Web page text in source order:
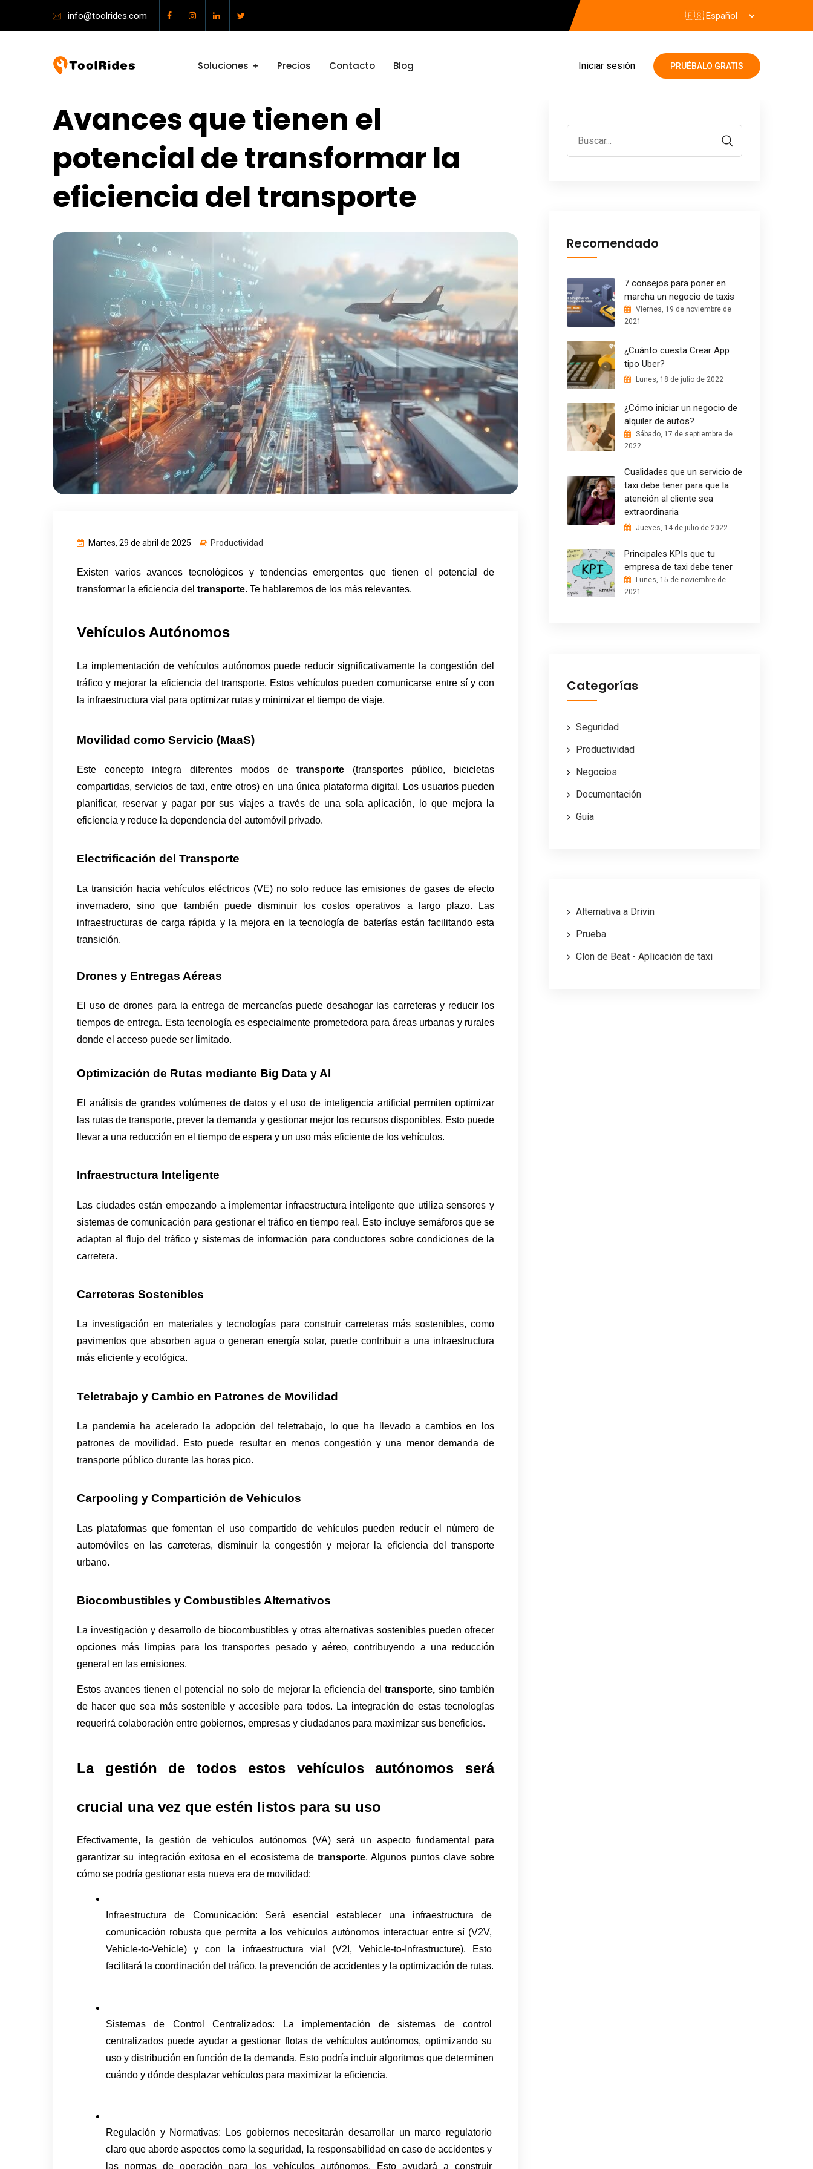
info@toolrides.com
Soluciones Precios Contacto Blog Iniciar sesión PRUÉBALO GRATIS
Avances que tienen el
potencial de transformar la
eficiencia del transporte
Martes, 29 de abril de 2025 Productividad
Existen varios avances tecnológicos y tendencias emergentes que tienen el potencial de
transformar la eficiencia del transporte. Te hablaremos de los más relevantes.
Vehículos Autónomos
La implementación de vehículos autónomos puede reducir significativamente la congestión del
tráfico y mejorar la eficiencia del transporte. Estos vehículos pueden comunicarse entre sí y con
la infraestructura vial para optimizar rutas y minimizar el tiempo de viaje.
Movilidad como Servicio (MaaS)
Este concepto integra diferentes modos de transporte (transportes público, bicicletas
compartidas, servicios de taxi, entre otros) en una única plataforma digital. Los usuarios pueden
planificar, reservar y pagar por sus viajes a través de una sola aplicación, lo que mejora la
eficiencia y reduce la dependencia del automóvil privado.
Electrificación del Transporte
La transición hacia vehículos eléctricos (VE) no solo reduce las emisiones de gases de efecto
invernadero, sino que también puede disminuir los costos operativos a largo plazo. Las
infraestructuras de carga rápida y la mejora en la tecnología de baterías están facilitando esta
transición.
Drones y Entregas Aéreas
El uso de drones para la entrega de mercancías puede desahogar las carreteras y reducir los
tiempos de entrega. Esta tecnología es especialmente prometedora para áreas urbanas y rurales
donde el acceso puede ser limitado.
Optimización de Rutas mediante Big Data y AI
El análisis de grandes volúmenes de datos y el uso de inteligencia artificial permiten optimizar
las rutas de transporte, prever la demanda y gestionar mejor los recursos disponibles. Esto puede
llevar a una reducción en el tiempo de espera y un uso más eficiente de los vehículos.
Infraestructura Inteligente
Las ciudades están empezando a implementar infraestructura inteligente que utiliza sensores y
sistemas de comunicación para gestionar el tráfico en tiempo real. Esto incluye semáforos que se
adaptan al flujo del tráfico y sistemas de información para conductores sobre condiciones de la
carretera.
Carreteras Sostenibles
La investigación en materiales y tecnologías para construir carreteras más sostenibles, como
pavimentos que absorben agua o generan energía solar, puede contribuir a una infraestructura
más eficiente y ecológica.
Teletrabajo y Cambio en Patrones de Movilidad
La pandemia ha acelerado la adopción del teletrabajo, lo que ha llevado a cambios en los
patrones de movilidad. Esto puede resultar en menos congestión y una menor demanda de
transporte público durante las horas pico.
Carpooling y Compartición de Vehículos
Las plataformas que fomentan el uso compartido de vehículos pueden reducir el número de
automóviles en las carreteras, disminuir la congestión y mejorar la eficiencia del transporte
urbano.
Biocombustibles y Combustibles Alternativos
La investigación y desarrollo de biocombustibles y otras alternativas sostenibles pueden ofrecer
opciones más limpias para los transportes pesado y aéreo, contribuyendo a una reducción
general en las emisiones.
Estos avances tienen el potencial no solo de mejorar la eficiencia del transporte, sino también
de hacer que sea más sostenible y accesible para todos. La integración de estas tecnologías
requerirá colaboración entre gobiernos, empresas y ciudadanos para maximizar sus beneficios.
La gestión de todos estos vehículos autónomos será
crucial una vez que estén listos para su uso
Efectivamente, la gestión de vehículos autónomos (VA) será un aspecto fundamental para
garantizar su integración exitosa en el ecosistema de transporte. Algunos puntos clave sobre
cómo se podría gestionar esta nueva era de movilidad:
Infraestructura de Comunicación: Será esencial establecer una infraestructura de
comunicación robusta que permita a los vehículos autónomos interactuar entre sí (V2V,
Vehicle-to-Vehicle) y con la infraestructura vial (V2I, Vehicle-to-Infrastructure). Esto
facilitará la coordinación del tráfico, la prevención de accidentes y la optimización de rutas.
Sistemas de Control Centralizados: La implementación de sistemas de control
centralizados puede ayudar a gestionar flotas de vehículos autónomos, optimizando su
uso y distribución en función de la demanda. Esto podría incluir algoritmos que determinen
cuándo y dónde desplazar vehículos para maximizar la eficiencia.
Regulación y Normativas: Los gobiernos necesitarán desarrollar un marco regulatorio
claro que aborde aspectos como la seguridad, la responsabilidad en caso de accidentes y
las normas de operación para los vehículos autónomos. Esto ayudará a construir
Recomendado
7 consejos para poner en
marcha un negocio de taxis
Viernes, 19 de noviembre de
2021
¿Cuánto cuesta Crear App
tipo Uber?
Lunes, 18 de julio de 2022
¿Cómo iniciar un negocio de
alquiler de autos?
Sábado, 17 de septiembre de
2022
Cualidades que un servicio de
taxi debe tener para que la
atención al cliente sea
extraordinaria
Jueves, 14 de julio de 2022
Principales KPIs que tu
empresa de taxi debe tener
Lunes, 15 de noviembre de
2021
Categorías
Seguridad
Productividad
Negocios
Documentación
Guía
Alternativa a Drivin
Prueba
Clon de Beat - Aplicación de taxi